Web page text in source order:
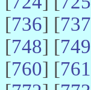
[736] [737
[748] [749
[760] [761